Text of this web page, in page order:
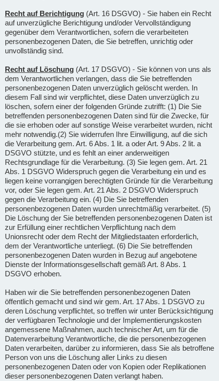
Recht auf Berichtigung (Art. 16 DSGVO) - Sie haben ein Recht
auf unverzügliche Berichtigung und/oder Vervollständigung
gegenüber dem Verantwortlichen, sofern die verarbeiteten
personenbezogenen Daten, die Sie betreffen, unrichtig oder
unvollständig sind.
Recht auf Löschung (Art. 17 DSGVO) - Sie können von uns als
dem Verantwortlichen verlangen, dass die Sie betreffenden
personenbezogenen Daten unverzüglich gelöscht werden. In
diesem Fall sind wir verpflichtet, diese Daten unverzüglich zu
löschen, sofern einer der folgenden Gründe zutrifft: (1) Die Sie
betreffenden personenbezogenen Daten sind für die Zwecke, für
die sie erhoben oder auf sonstige Weise verarbeitet wurden, nicht
mehr notwendig.(2) Sie widerrufen Ihre Einwilligung, auf die sich
die Verarbeitung gem. Art. 6 Abs. 1 lit. a oder Art. 9 Abs. 2 lit. a
DSGVO stützte, und es fehlt an einer anderweitigen
Rechtsgrundlage für die Verarbeitung. (3) Sie legen gem. Art. 21
Abs. 1 DSGVO Widerspruch gegen die Verarbeitung ein und es
liegen keine vorrangigen berechtigten Gründe für die Verarbeitung
vor, oder Sie legen gem. Art. 21 Abs. 2 DSGVO Widerspruch
gegen die Verarbeitung ein. (4) Die Sie betreffenden
personenbezogenen Daten wurden unrechtmäßig verarbeitet. (5)
Die Löschung der Sie betreffenden personenbezogenen Daten ist
zur Erfüllung einer rechtlichen Verpflichtung nach dem
Unionsrecht oder dem Recht der Mitgliedstaaten erforderlich,
dem der Verantwortliche unterliegt. (6) Die Sie betreffenden
personenbezogenen Daten wurden in Bezug auf angebotene
Dienste der Informationsgesellschaft gemäß Art. 8 Abs. 1
DSGVO erhoben.
Haben wir die Sie betreffenden personenbezogenen Daten
öffentlich gemacht und sind wir gem. Art. 17 Abs. 1 DSGVO zu
deren Löschung verpflichtet, so treffen wir unter Berücksichtigung
der verfügbaren Technologie und der Implementierungskosten
angemessene Maßnahmen, auch technischer Art, um für die
Datenverarbeitung Verantwortliche, die die personenbezogenen
Daten verarbeiten, darüber zu informieren, dass Sie als betroffene
Person von uns die Löschung aller Links zu diesen
personenbezogenen Daten oder von Kopien oder Replikationen
dieser personenbezogenen Daten verlangt haben.